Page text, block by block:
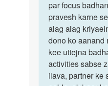
Virendra
par focus
pravesh karne
alag alag
dono ko aanand
kee uttejna
activities sabse
ilava, partner ke